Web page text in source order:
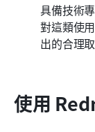
具備技術
對這類使
出的合理
使用